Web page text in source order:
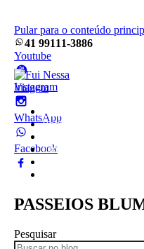
Pular para o conteúdo
41 99111-3886
Youtube
Instagram
WhatsApp
Facebook
Home
Pacotes
Empresa
PASSEIOS
Pesquisar